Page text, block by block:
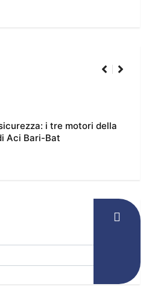
i tre motori della
Aci Bari-Bat